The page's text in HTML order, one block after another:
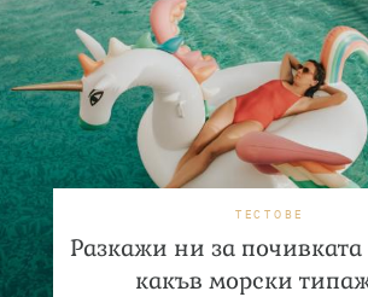
ТЕСТОВЕ
Разкажи ни за
какъв морски